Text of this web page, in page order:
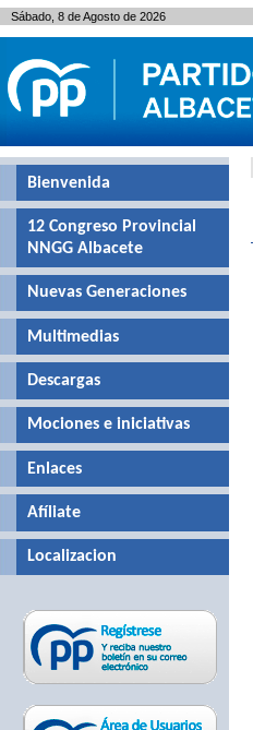
Bienvenida
12 Congreso Provincial
NNGG Albacete
Nuevas Generaciones
Multimedias
Descargas
Mociones e iniciativas
Enlaces
Afíliate
Localizacion
Sábado, 8 de Agosto de 2026